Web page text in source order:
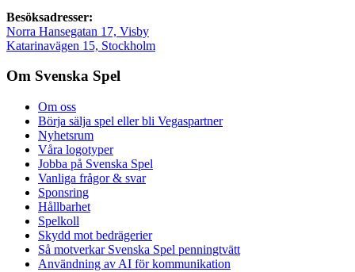
Besöksadresser:
Norra Hansegatan 17, Visby
Katarinavägen 15, Stockholm
Om Svenska Spel
Om oss
Börja sälja spel eller bli Vegaspartner
Nyhetsrum
Våra logotyper
Jobba på Svenska Spel
Vanliga frågor & svar
Sponsring
Hållbarhet
Spelkoll
Skydd mot bedrägerier
Så motverkar Svenska Spel penningtvätt
Användning av AI för kommunikation